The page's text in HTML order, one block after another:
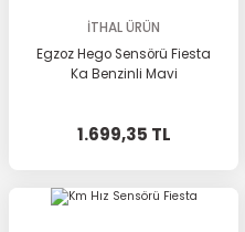
İTHAL ÜRÜN
Egzoz Hego Sensörü Fiesta
Ka Benzinli Mavi
1.699,35 TL